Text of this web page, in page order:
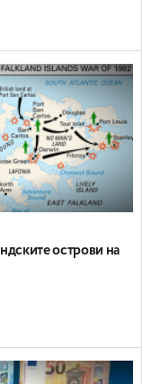
острови на